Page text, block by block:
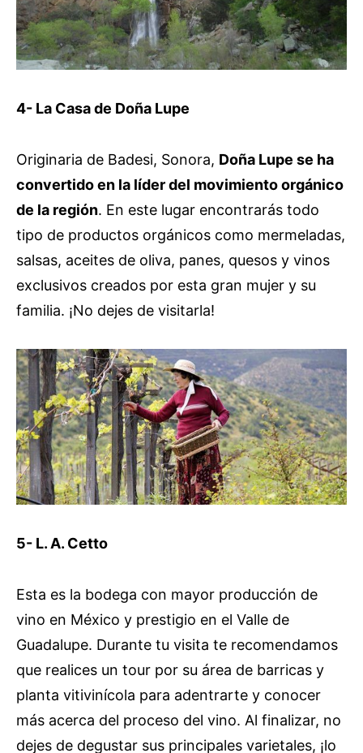
4- La Casa de Doña Lupe
Originaria de Badesi, Sonora, Doña Lupe se ha
convertido en la líder del movimiento orgánico
de la región. En este lugar encontrarás todo
tipo de productos orgánicos como mermeladas,
salsas, aceites de oliva, panes, quesos y vinos
exclusivos creados por esta gran mujer y su
familia. ¡No dejes de visitarla!
5- L. A. Cetto
Esta es la bodega con mayor producción de
vino en México y prestigio en el Valle de
Guadalupe. Durante tu visita te recomendamos
que realices un tour por su área de barricas y
planta vitivinícola para adentrarte y conocer
más acerca del proceso del vino. Al finalizar, no
dejes de degustar sus principales varietales, ¡lo